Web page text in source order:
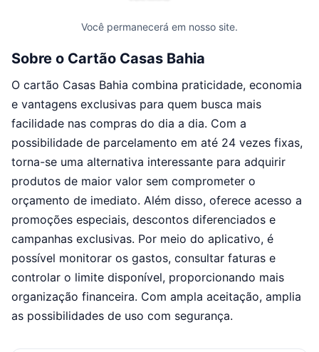
Você permanecerá em nosso site.
Sobre o Cartão Casas Bahia
O cartão Casas Bahia combina praticidade, economia
e vantagens exclusivas para quem busca mais
facilidade nas compras do dia a dia. Com a
possibilidade de parcelamento em até 24 vezes fixas,
torna-se uma alternativa interessante para adquirir
produtos de maior valor sem comprometer o
orçamento de imediato. Além disso, oferece acesso a
promoções especiais, descontos diferenciados e
campanhas exclusivas. Por meio do aplicativo, é
possível monitorar os gastos, consultar faturas e
controlar o limite disponível, proporcionando mais
organização financeira. Com ampla aceitação, amplia
as possibilidades de uso com segurança.